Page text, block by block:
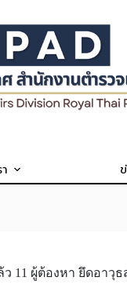
11 ผู้ต้องหา ยึดอาวุ